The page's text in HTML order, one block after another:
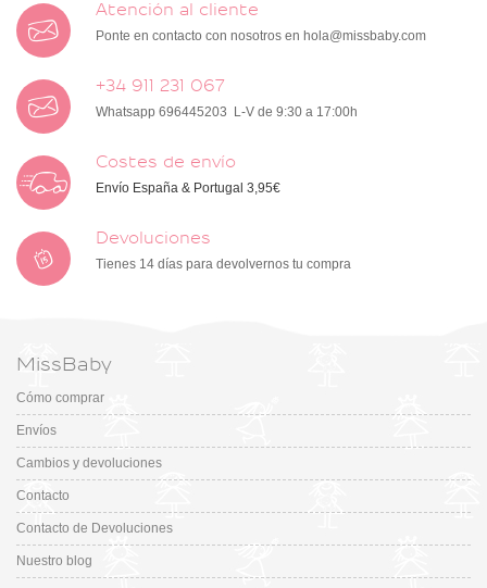
Atención al cliente
Ponte en contacto con nosotros en hola@missbaby.com
+34 911 231 067
Whatsapp 696445203 L-V de 9:30 a 17:00h
Costes de envío
Envío España & Portugal 3,95€
Devoluciones
Tienes 14 días para devolvernos tu compra
MissBaby
Cómo comprar
Envíos
Cambios y devoluciones
Contacto
Contacto de Devoluciones
Nuestro blog